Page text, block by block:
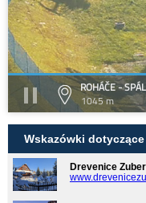
ROHÁČE -
1045 m
Wskazówki
Drevenice